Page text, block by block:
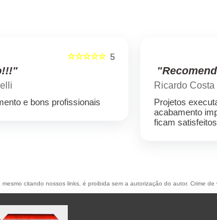
5
☆☆☆☆☆
e bons profissionais
Ricardo Costa
Projetos
acabamento
ficam
citando nossos links, é proibida sem a autorização do autor. Crime